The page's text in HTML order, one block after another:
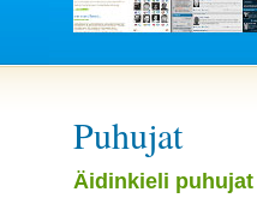
Puhujat
Äidinkieli puhujat